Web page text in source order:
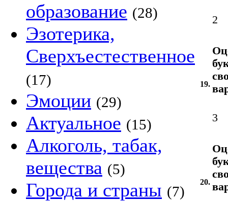
образование (28)
Эзотерика,
Сверхъестественное
(17)
Эмоции (29)
Актуальное (15)
Алкоголь, табак,
вещества (5)
Города и страны (7)
2
19.
3
20.